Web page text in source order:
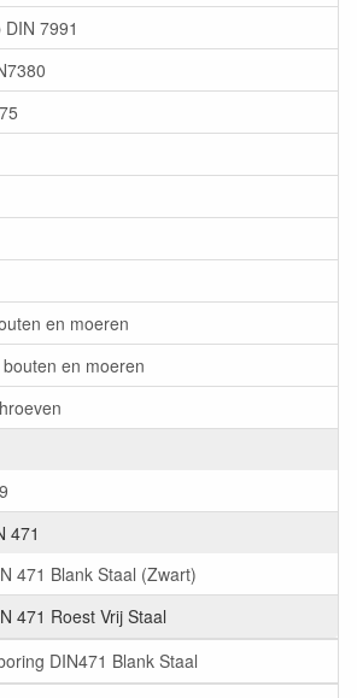
7991
en moeren
en moeren
471
471 Blank Staal (Zwart)
471 Roest Vrij Staal
DIN471 Blank Staal